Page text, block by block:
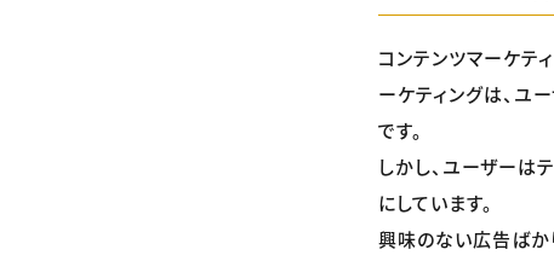
コンテンツマーケテ
ーケティングは、ユ
です。
しかし、ユーザーは
にしています。
興味のない広告ばか